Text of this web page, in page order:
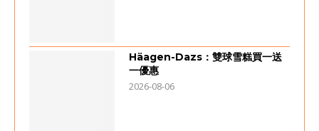
Häagen-Dazs：雙球雪糕買一送
一優惠
2026-08-06